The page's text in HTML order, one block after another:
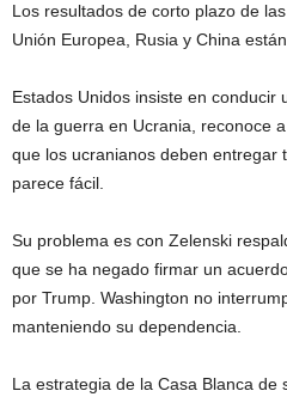
Los resultados de corto plazo de
Unión Europea, Rusia y China
Estados Unidos insiste en conducir
de la guerra en Ucrania, reconoce
que los ucranianos deben entregar
parece fácil.
Su problema es con Zelenski
que se ha negado firmar un
por Trump. Washington no
manteniendo su dependencia.
La estrategia de la Casa Blanca de